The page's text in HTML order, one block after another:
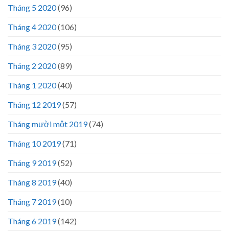
Tháng 5 2020(96)
Tháng 4 2020(106)
Tháng 3 2020(95)
Tháng 2 2020(89)
Tháng 1 2020(40)
Tháng 12 2019(57)
Tháng mười một 2019(74)
Tháng 10 2019(71)
Tháng 9 2019(52)
Tháng 8 2019(40)
Tháng 7 2019(10)
Tháng 6 2019(142)